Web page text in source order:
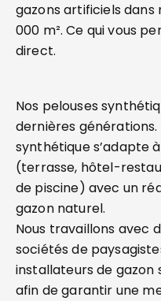
gazons artificiels
000 m². Ce qui vous
direct.
Nos pelouses
dernières
synthétique s’adapte
(terrasse, hôtel-
de piscine) avec un
gazon naturel.
Nous travaillons avec
sociétés de
installateurs de
afin de garantir une